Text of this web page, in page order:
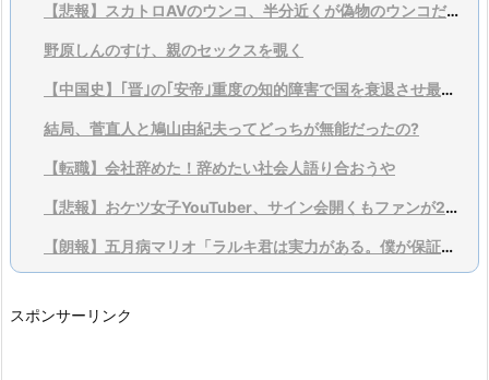
【悲報】スカトロAVのウンコ、半分近くが偽物のウンコだった模様wwww
野原しんのすけ、親のセックスを覗く
【中国史】｢晋｣の｢安帝｣重度の知的障害で国を衰退させ最後には暗殺される
結局、菅直人と鳩山由紀夫ってどっちが無能だったの?
【転職】会社辞めた！辞めたい社会人語り合おうや
【悲報】おケツ女子YouTuber、サイン会開くもファンが2人しか来ず咽び泣く
【朗報】五月病マリオ「ラルキ君は実力がある。僕が保証するよ？」
スポンサーリンク